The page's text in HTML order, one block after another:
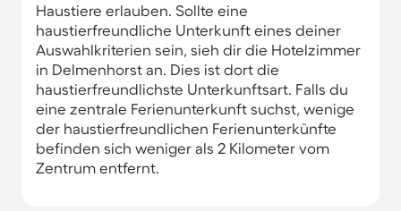
Haustiere erlauben. Sollte eine
haustierfreundliche Unterkunft eines deiner
Auswahlkriterien sein, sieh dir die Hotelzimmer
in Delmenhorst an. Dies ist dort die
haustierfreundlichste Unterkunftsart. Falls du
eine zentrale Ferienunterkunft suchst, wenige
der haustierfreundlichen Ferienunterkünfte
befinden sich weniger als 2 Kilometer vom
Zentrum entfernt.